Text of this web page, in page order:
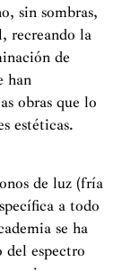
sin sombras,
recreando la
de
han
obras que lo
estéticas.
de luz (fría
a todo
se ha
espectro